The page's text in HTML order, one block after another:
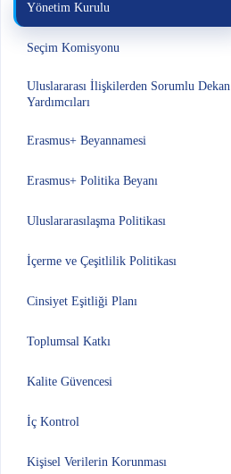
Yönetim Kurulu
Seçim Komisyonu
Uluslararası İlişkilerden Sorumlu Dekan
Yardımcıları
Erasmus+ Beyannamesi
Erasmus+ Politika Beyanı
Uluslararasılaşma Politikası
İçerme ve Çeşitlilik Politikası
Cinsiyet Eşitliği Planı
Toplumsal Katkı
Kalite Güvencesi
İç Kontrol
Kişisel Verilerin Korunması